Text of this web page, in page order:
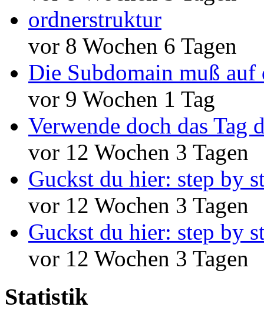
ordnerstruktur
vor 8 Wochen 6 Tagen
Die Subdomain muß auf
vor 9 Wochen 1 Tag
Verwende doch das Tag
vor 12 Wochen 3 Tagen
Guckst du hier: step by
vor 12 Wochen 3 Tagen
Guckst du hier: step by
vor 12 Wochen 3 Tagen
Statistik